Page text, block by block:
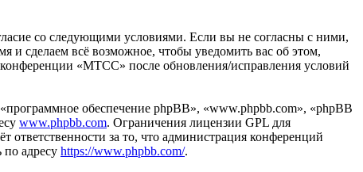
со следующими условиями. Если вы не согласны с ними,
и сделаем всё возможное, чтобы уведомить вас об этом,
«МТСС» после обновления/исправления условий
обеспечение phpBB», «www.phpbb.com», «phpBB
www.phpbb.com. Ограничения лицензии GPL для
ответственности за то, что администрация конференций
адресу https://www.phpbb.com/.